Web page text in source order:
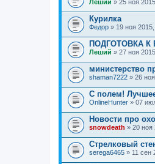
Леший » 25 ноя
Курилка
Федор » 19 ноя
ПОДГОТОВКА К
Леший » 27 ноя
министерство
shaman7222 » 26
С полем!
OnlineHunter » 07
Новости про
snowdeath » 20 ноя
Стрелковый
serega6465 » 11 сен